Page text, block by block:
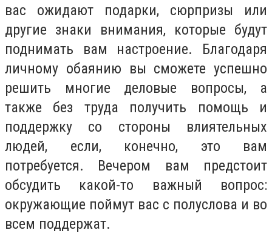
вас ожидают подарки, сюрпризы или
другие знаки внимания, которые будут
поднимать вам настроение. Благодаря
личному обаянию вы сможете успешно
решить многие деловые вопросы, а
также без труда получить помощь и
поддержку со стороны влиятельных
людей, если, конечно, это вам
потребуется. Вечером вам предстоит
обсудить какой-то важный вопрос:
окружающие поймут вас с полуслова и во
всем поддержат.